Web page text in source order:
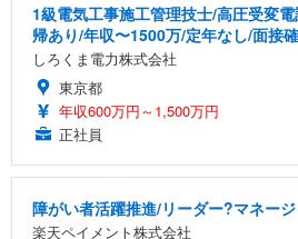
1級電気工事施工管理技士/高圧受変
帰あり/年収〜1500万/定年なし/面接
しろくま電力株式会社
東京都
年収600万円～1,500万円
正社員
障がい者活躍推進/リーダー?マネー
楽天ペイメント株式会社